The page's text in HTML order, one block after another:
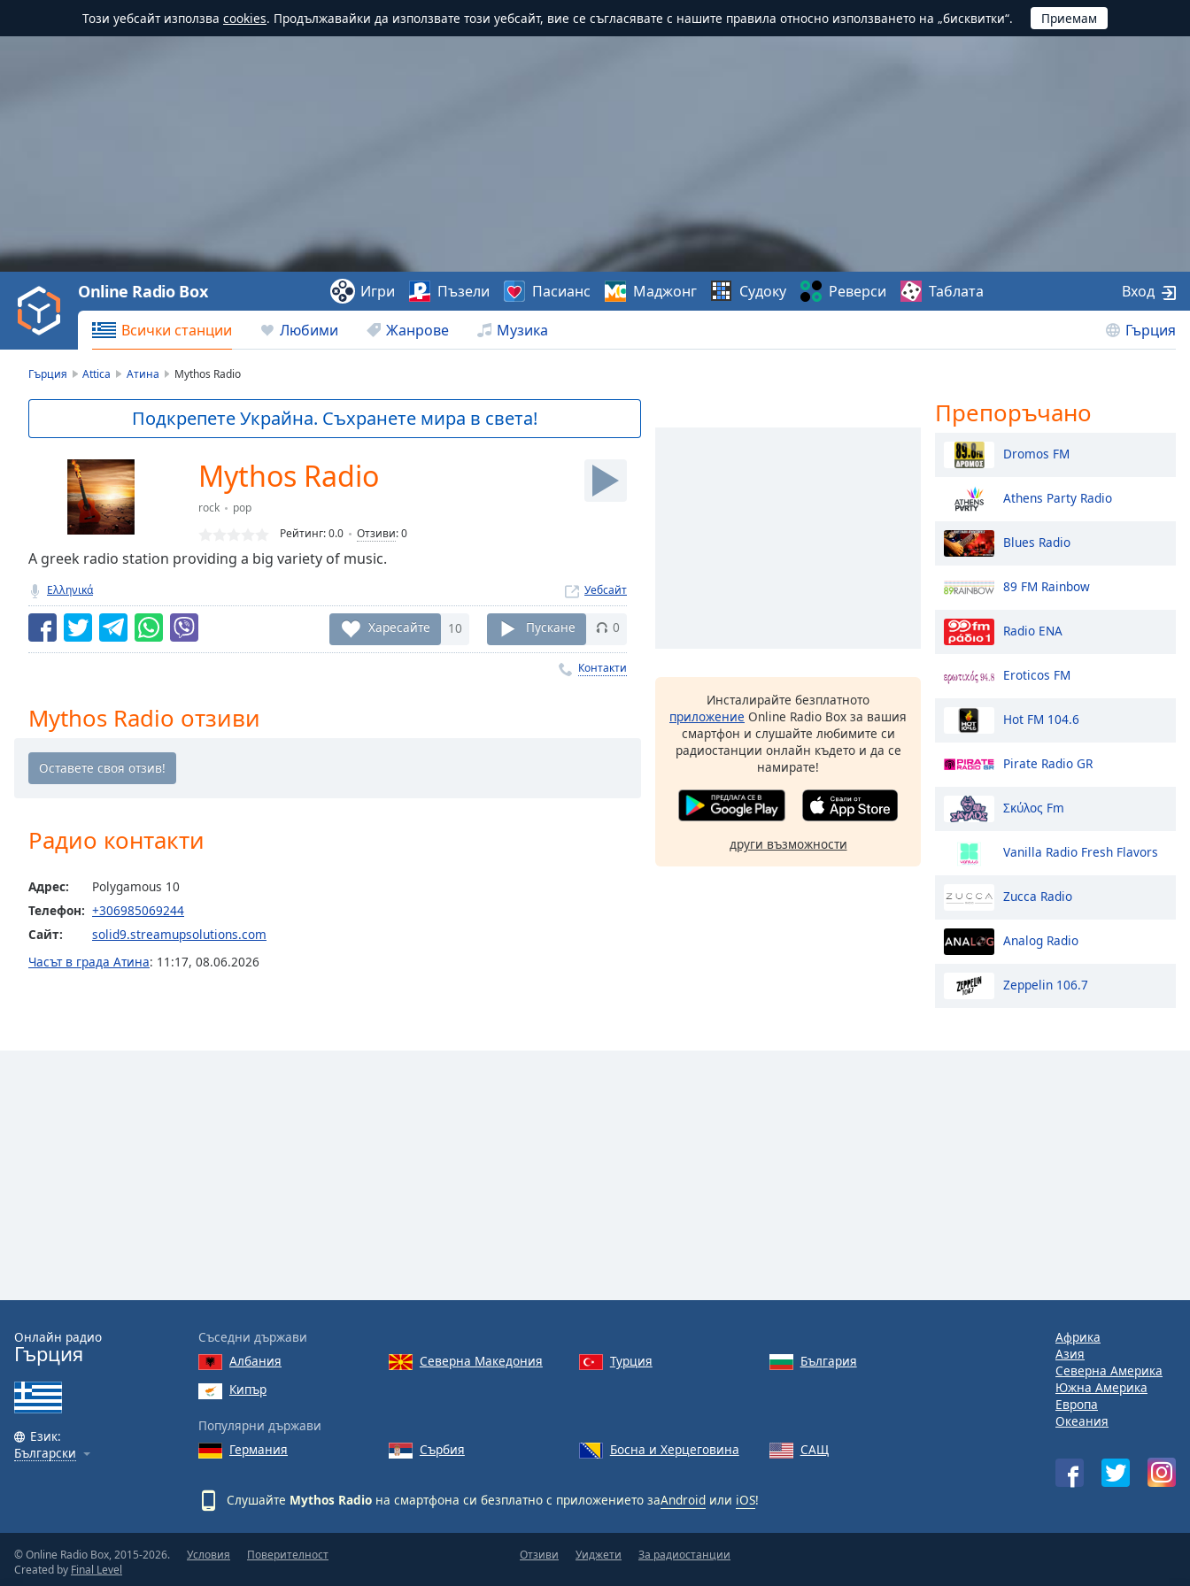
Този уебсайт използва cookies. Продължавайки да използвате този уебсайт, вие се съгласявате с нашите правила относно използването на „бисквитки“.
loading.
Play
Video
Play
Backward
Skip
Current
-:-
TypeLIVE
live,
currently
behind
LIVE
Remaining
Playback
Rate
Chapters
descriptions
off,
selected
modal
window.
Beginning
cancel
and
Всички станции Любими Жанрове Музика Гърция
Online Radio Box Игри Пъзели Пасианс Маджонг Судоку Реверси Таблата Вход
Гърция Attica Атина Mythos Radio
Подкрепете Украйна. Съхранете мира в света!
Mythos Radio
rock
pop
Рейтинг:0.0 Отзиви:0
A greek radio station providing a big variety of music.
Ελληνικά Уебсайт
Харесайте 10 Пускане 0
Контакти
Mythos Radio отзиви
Радио контакти
Адрес:
Polygamous 10
Телефон: +306985069244
Сайт:
solid9.streamupsolutions.com
Часът в града Атина: 11:17, 08.06.2026
Инсталирайте безплатното
приложение Online Radio Box за вашия
смартфон и слушайте любимите си
радиостанции онлайн където и да се
намирате!
други възможности
Препоръчано
Dromos FM
Athens Party Radio
Blues Radio
89 FM Rainbow
Radio ENA
Eroticos FM
Hot FM 104.6
Pirate Radio GR
Σκύλος Fm
Vanilla Radio Fresh Flavors
Zucca Radio
Analog Radio
Zeppelin 106.7
Онлайн радио
Гърция
Език:
Български
Съседни държави
Албания
Северна Македония Турция
България
Кипър
Популярни държави
Германия
Сърбия Босна и Херцеговина САЩ
Слушайте Mythos Radio на смартфона си безплатно с приложението заAndroid или iOS!
Африка
Азия
Северна Америка
Южна Америка
Европа
Океания
© Online Radio Box, 2015-2026.
Created by Final Level
Условия Поверителност Отзиви Уиджети За радиостанции